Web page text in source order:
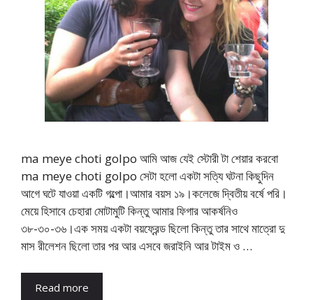
ma meye choti golpo আমি আজ যেই স্টোরী টা শেয়ার করবো
ma meye choti golpo সেটা হলো একটা সত্যি ঘটনা কিছুদিন
আগে ঘটে যাওয়া একটি গল্পো।আমার বয়স ১৯।কলেজে দ্বিতীয় বর্ষে পরি।
মেয়ে হিসাবে চেহারা মোটামুটি কিন্তু আমার ফিগার আকর্ষনিও
৩৮-৩০-৩৬।এক সময় একটা বয়ফ্রেন্ড ছিলো কিন্তু তার সাথে মাত্রো দু
মাস রীলেশন ছিলো তার পর আর এসবে জরাইনি আর টাইম ও …
Read more